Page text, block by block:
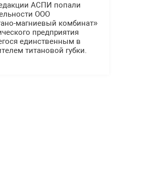
АСПИ попали
ООО
магниевый комбинат»
предприятия
единственным в
титановой губки.